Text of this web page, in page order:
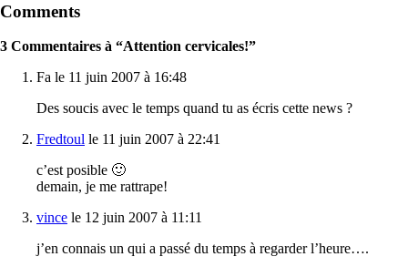
Comments
3 Commentaires à “Attention cervicales!”
Fa le 11 juin 2007 à 16:48
Des soucis avec le temps quand tu as écris cette news ?
Fredtoul le 11 juin 2007 à 22:41
c’est posible 🙂
demain, je me rattrape!
vince le 12 juin 2007 à 11:11
j’en connais un qui a passé du temps à regarder l’heure….